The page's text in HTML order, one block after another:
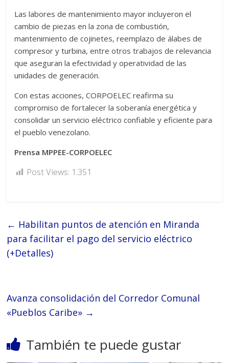
Las labores de mantenimiento mayor incluyeron el
cambio de piezas en la zona de combustión,
mantenimiento de cojinetes, reemplazo de álabes de
compresor y turbina, entre otros trabajos de relevancia
que aseguran la efectividad y operatividad de las
unidades de generación.
Con estas acciones, CORPOELEC reafirma su
compromiso de fortalecer la soberanía energética y
consolidar un servicio eléctrico confiable y eficiente para
el pueblo venezolano.
Prensa MPPEE-CORPOELEC
Post Views: 1.351
← Habilitan puntos de atención en Miranda
para facilitar el pago del servicio eléctrico
(+Detalles)
Avanza consolidación del Corredor Comunal
«Pueblos Caribe» →
También te puede gustar